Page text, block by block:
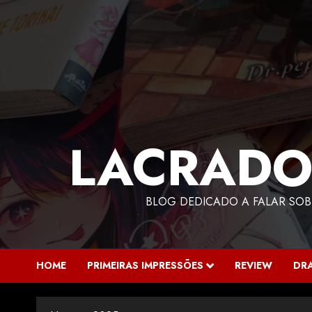
BLOG DEDICADO A FALAR
HOME PRIMEIRAS IMPRESSÕES REVIEW